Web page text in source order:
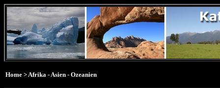
Home > Afrika - Asien - Ozeanien